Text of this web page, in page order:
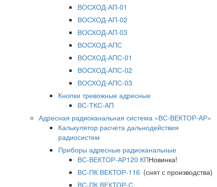
ВОСХОД-АП-01
ВОСХОД-АП-02
ВОСХОД-АП-03
ВОСХОД-АПС
ВОСХОД-АПС-01
ВОСХОД-АПС-02
ВОСХОД-АПС-03
Кнопки тревожные адресные
ВС-ТКС-АП
Адресная радиоканальная система «ВС-ВЕКТОР-АР»
Калькулятор расчета дальнодействия
радиосистем
Приборы адресные радиоканальные
ВС-ВЕКТОР-АР120 КПНовинка!
ВС-ПК ВЕКТОР-116 (снят с производства)
ВС-ПК ВЕКТОР-С